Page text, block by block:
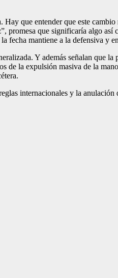
que entender que este
que significaría algo
fecha mantiene a la defensiva y
Y además señalan que
la expulsión masiva de la
internacionales y la